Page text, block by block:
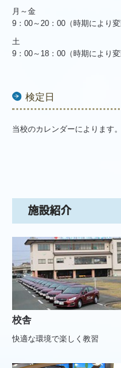
月～金
9：00～20：00（時期により変
土
9：00～18：00（時期により変
検定日
当校のカレンダーによります。
施設紹介
校舎
快適な環境で楽しく教習